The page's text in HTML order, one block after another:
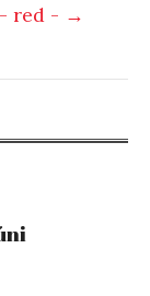
red - →